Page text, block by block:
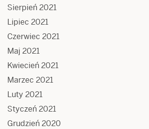
Sierpień 2021
Lipiec 2021
Czerwiec 2021
Maj 2021
Kwiecień 2021
Marzec 2021
Luty 2021
Styczeń 2021
Grudzień 2020